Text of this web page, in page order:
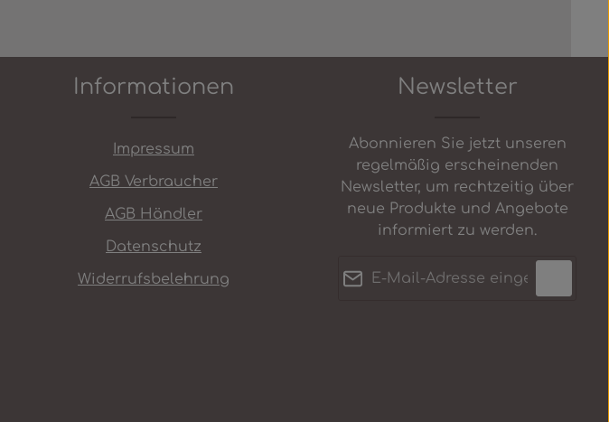
Informationen
Impressum
AGB Verbraucher
AGB Händler
Datenschutz
Widerrufsbelehrung
Newsletter
Abonnieren Sie jetzt unseren
regelmäßig erscheinenden
Newsletter, um rechtzeitig über
neue Produkte und Angebote
informiert zu werden.
E-Mail-Adresse*